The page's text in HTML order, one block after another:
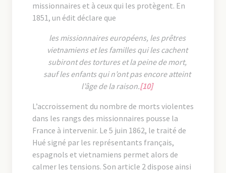
missionnaires et à ceux qui les protègent. En
1851, un édit déclare que
les missionnaires européens, les prêtres
vietnamiens et les familles qui les cachent
subiront des tortures et la peine de mort,
sauf les enfants qui n’ont pas encore atteint
l’âge de la raison.[10]
L’accroissement du nombre de morts violentes
dans les rangs des missionnaires pousse la
France à intervenir. Le 5 juin 1862, le traité de
Hué signé par les représentants français,
espagnols et vietnamiens permet alors de
calmer les tensions. Son article 2 dispose ainsi